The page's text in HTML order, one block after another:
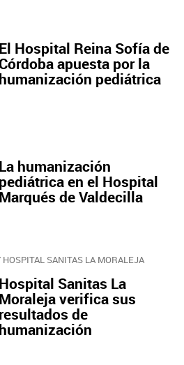
El Hospital Reina Sofía de
Córdoba apuesta por la
humanización pediátrica
La humanización
pediátrica en el Hospital
Marqués de Valdecilla
SANITAS LA MORALEJA
Hospital Sanitas La
Moraleja verifica sus
resultados de
humanización